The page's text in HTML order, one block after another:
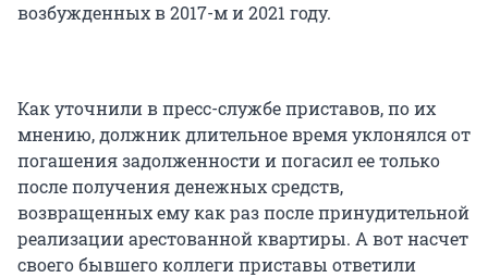
возбужденных в 2017-м и 2021 году.
Как уточнили в пресс-службе приставов, по их
мнению, должник длительное время уклонялся от
погашения задолженности и погасил ее только
после получения денежных средств,
возвращенных ему как раз после принудительной
реализации арестованной квартиры. А вот насчет
своего бывшего коллеги приставы ответили